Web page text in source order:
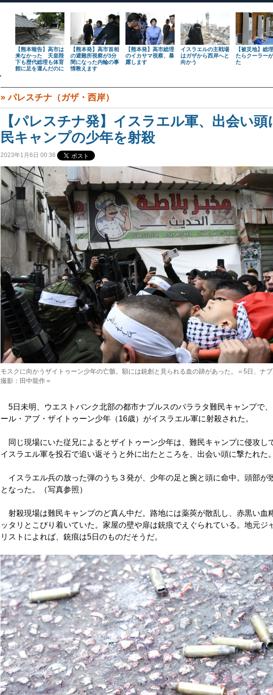
【熊本報告】高市は
来なかった 天皇陛
下も歴代総理も体育
館に足を運んだのに
【熊本発】高市首相
の避難所視察が3分
間になった内輪の事
情教えます
【熊本発】高市総理
のイカサマ視察、暴
露します
イスラエルの主戦場
はガザから西岸へと
向かう
【被災地】総
たらクーラー
た
»パレスチナ（ガザ・西岸）
【パレスチナ発】イスラエル軍、出会い頭
民キャンプの少年を射殺
2023年1月6日 00:38
モスクに向かうザイトゥーン少年の亡骸。額には銃創と見られる血の跡があった。＝5日、
撮影：田中龍作＝
5日未明、ウエストバンク北部の都市ナブルスのバララタ難民キャンプで
ール・アブ・ザイトゥーン少年（16歳）がイスラエル軍に射殺された。
同じ現場にいた従兄によるとザイトゥーン少年は、難民キャンプに侵攻し
イスラエル軍を投石で追い返そうと外に出たところを、出会い頭に撃たれた
イスラエル兵の放った弾のうち３発が、少年の足と腕と頭に命中。頭部が
となった。（写真参照）
射殺現場は難民キャンプのど真ん中だ。路地には薬莢が散乱し、赤黒い血
ッタリとこびり着いていた。家屋の壁や扉は銃痕でえぐられている。地元ジ
リストによれば、銃痕は5日のものだそうだ。